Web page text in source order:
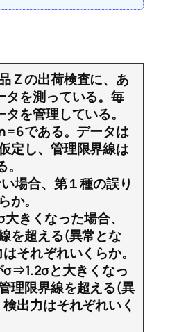
Ｚの出荷検査に、あ
タを測っている。毎
を管理している。
である。データは
定し、管理限界線は
場合、第１種の誤り
か。
きくなった場合、
を超える(異常とな
それぞれいくらか。
と大きくなっ
理限界線を超える(異
出力はそれぞれいく